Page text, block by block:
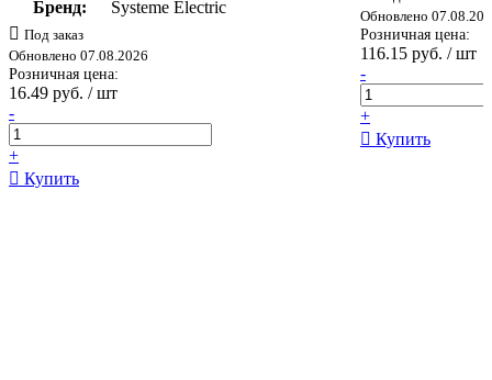
Бренд:
Systeme Electric
Под заказ
Обновлено 07.08.2026
Розничная цена:
16.49 руб. / шт
-
+
Купить
Обновлено
Розничная цена:
116.15 руб. / шт
-
+
Купить